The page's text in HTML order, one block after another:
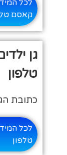
קאסם
גן
טלפון
כתובת
לכל
טלפון